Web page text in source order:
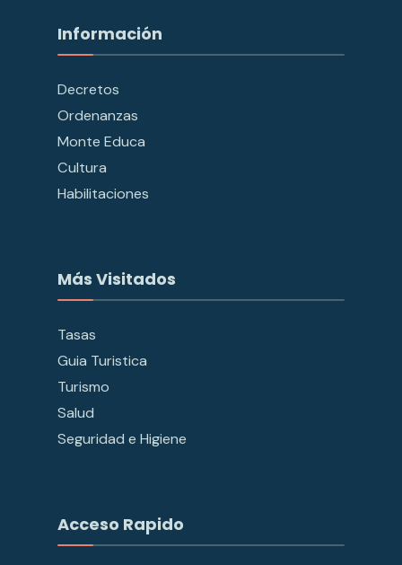
Información
Decretos
Ordenanzas
Monte Educa
Cultura
Habilitaciones
Más Visitados
Tasas
Guia Turistica
Turismo
Salud
Seguridad e Higiene
Acceso Rapido